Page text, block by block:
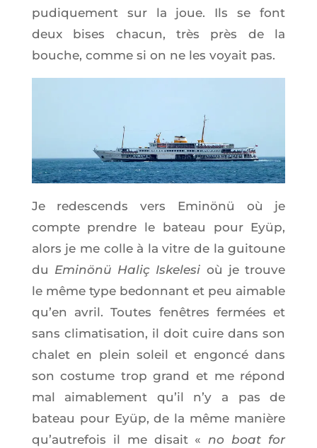
pudi­que­ment sur la joue. Ils se font
deux bises cha­cun, très près de la
bouche, comme si on ne les voyait pas.
Je redes­cends vers Eminönü où je
compte prendre le bateau pour Eyüp,
alors je me colle à la vitre de la gui­toune
du Eminönü Haliç Iske­le­si où je trouve
le même type bedon­nant et peu aimable
qu’en avril. Toutes fenêtres fer­mées et
sans cli­ma­ti­sa­tion, il doit cuire dans son
cha­let en plein soleil et engon­cé dans
son cos­tume trop grand et me répond
mal aima­ble­ment qu’il n’y a pas de
bateau pour Eyüp, de la même manière
qu’au­tre­fois il me disait «no boat for